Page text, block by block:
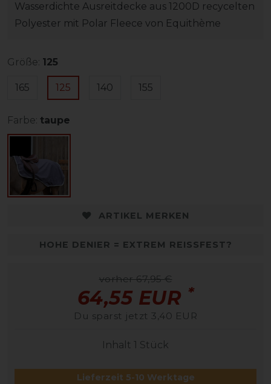
Wasserdichte Ausreitdecke aus 1200D recycelten
Polyester mit Polar Fleece von Equithème
Größe: 125
165 125 140 155
Farbe: taupe
ARTIKEL MERKEN
HOHE DENIER = EXTREM REISSFEST?
vorher 67,95 €
64,55 EUR *
Du sparst jetzt 3,40 EUR
Inhalt 1 Stück
Lieferzeit 5-10 Werktage